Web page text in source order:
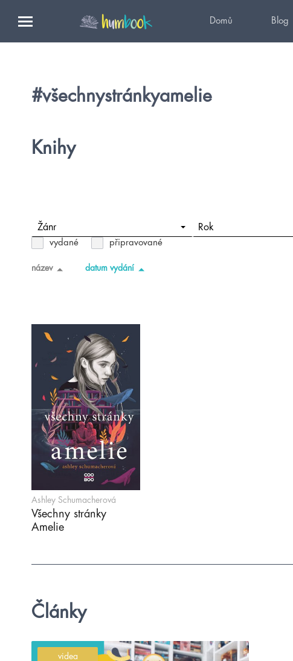
Domů Blog
#všechnystránkyamelie
Knihy
Žánr Rok
vydané připravované
název datum vydání
Ashley Schumacherová
Všechny stránky
Amelie
Články
videa